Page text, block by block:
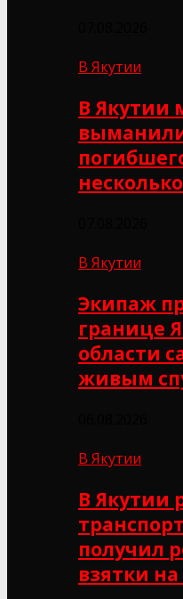
В Якутии
В Якутии
В Якутии
Экипаж
границе
области
живым
В Якутии
В Якутии
получил
взятки